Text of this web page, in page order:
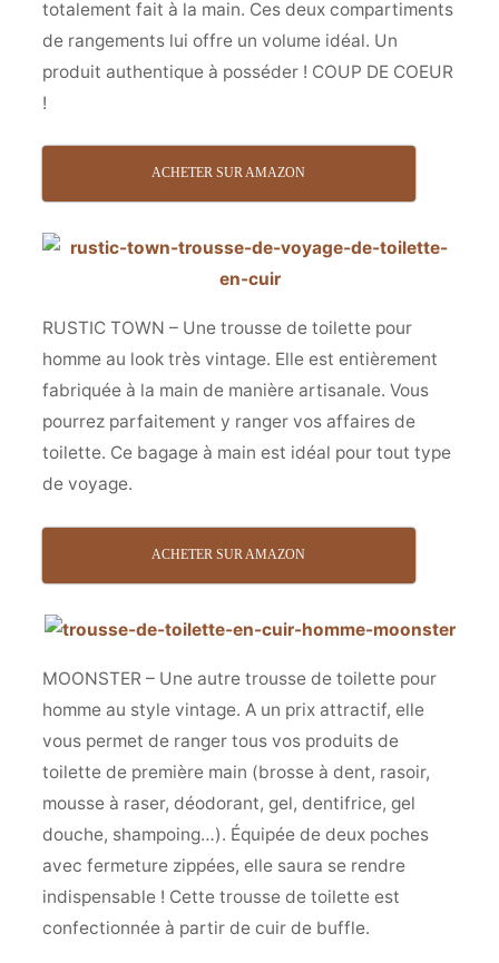
totalement fait à la main. Ces deux compartiments
de rangements lui offre un volume idéal. Un
produit authentique à posséder ! COUP DE COEUR
!
ACHETER SUR AMAZON
RUSTIC TOWN – Une trousse de toilette pour
homme au look très vintage. Elle est entièrement
fabriquée à la main de manière artisanale. Vous
pourrez parfaitement y ranger vos affaires de
toilette. Ce bagage à main est idéal pour tout type
de voyage.
ACHETER SUR AMAZON
MOONSTER – Une autre trousse de toilette pour
homme au style vintage. A un prix attractif, elle
vous permet de ranger tous vos produits de
toilette de première main (brosse à dent, rasoir,
mousse à raser, déodorant, gel, dentifrice, gel
douche, shampoing…). Équipée de deux poches
avec fermeture zippées, elle saura se rendre
indispensable ! Cette trousse de toilette est
confectionnée à partir de cuir de buffle.